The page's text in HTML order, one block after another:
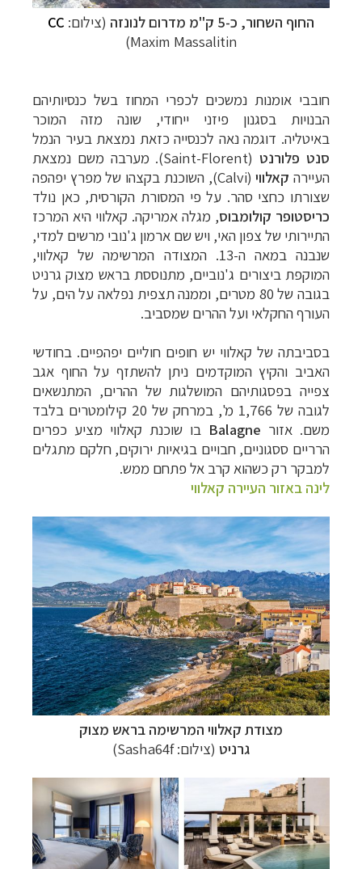
החוף השחור, כ-5 ק"מ מדרום לנונזה (צילום: CC
Maxim Massalitin
)
חובבי אומנות נמשכים לכפרי המחוז בשל כנסיותיהם
הבנויות בסגנון פיזני ייחודי, שונה מזה המוכר
באיטליה. דוגמה נאה לכנסייה כזאת נמצאת בעיר הנמל
סנט פלורנט(
Saint-Florent). מערבה משם נמצאת
העיירה קאלווי (
Calvi), השוכנת בקצהו של מפרץ יפהפה
שצורתו כחצי סהר. על פי המסורת הקורסית, כאן נולד
כריסטופר קולומבוס, מגלה אמריקה. קאלווי היא המרכז
התיירותי של צפון האי, ויש שם ארמון ג'נובי מרשים למדי,
שנבנה במאה ה-13. המצודה המרשימה של קאלווי,
המוקפת ביצורים ג'נוביים, מתנוססת בראש מצוק גרניט
בגובה של 80 מטרים, וממנה תצפית נפלאה על הים, על
העורף החקלאי ועל ההרים שמסביב.
בסביבתה של קאלווי יש חופים חוליים יפהפיים. בחודשי
האביב והקיץ המוקדמים ניתן להשתזף על החוף אגב
צפייה בפסגותיהם המושלגות של ההרים, המתנשאים
לגובה של 1,766 מ', במרחק של 20 קילומטרים בלבד
משם. אזור Balagne בו שוכנת קאלווי מציע כפרים
הרריים ססגוניים, חבויים בגיאיות ירוקים, חלקם מתגלים
למבקר רק כשהוא קרב אל פתחם ממש.
לינה באזור העיירה קאלווי
מצודת קאלווי המרשימה בראש מצוק
גרניט (צילום:Sasha64f
)